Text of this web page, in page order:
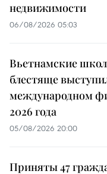
недвижимости
06/08/2026 05:03
Вьетнамские
блестяще
международном
2026 года
05/08/2026 20:00
Приняты 47